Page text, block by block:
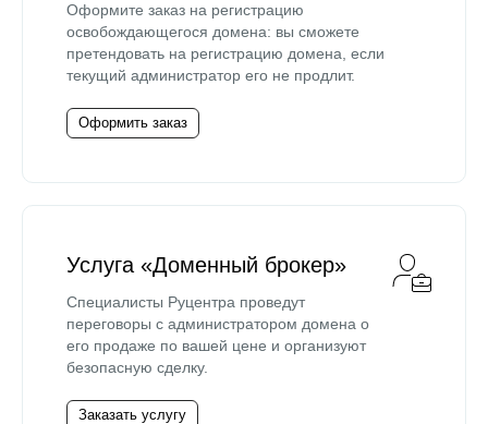
Оформите заказ на регистрацию
освобождающегося домена: вы сможете
претендовать на регистрацию домена, если
текущий администратор его не продлит.
Оформить заказ
Услуга «Доменный брокер»
Специалисты Руцентра проведут
переговоры с администратором домена о
его продаже по вашей цене и организуют
безопасную сделку.
Заказать услугу